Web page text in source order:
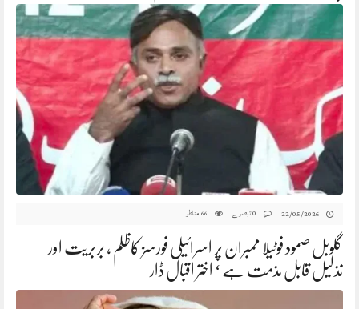
22/05/2026
66 مناظر
گلوبل صمود فوٹیلا ممبران پر اسرائیلی فورسز کاظلم ، بربریت اور
تذلیل قابل مذمت ہے ‘ اختر اقبال ڈار